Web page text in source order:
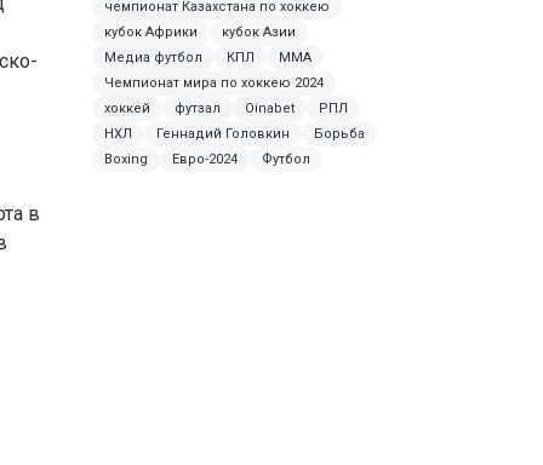
в
чемпионат Казахстана по хоккею
кубок Африки
кубок Азии
Медиа футбол
КПЛ
MMA
Чемпионат мира по хоккею 2024
хоккей
футзал Oinabet
РПЛ
НХЛ
Геннадий Головкин
Борьба
Boxing
Евро-2024 Футбол